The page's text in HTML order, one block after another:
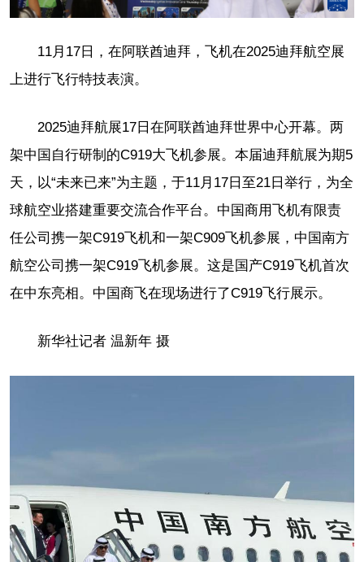
11月17日，在阿联酋迪拜，飞机在2025迪拜航空展
上进行飞行特技表演。
2025迪拜航展17日在阿联酋迪拜世界中心开幕。两
架中国自行研制的C919大飞机参展。本届迪拜航展为期5
天，以“未来已来”为主题，于11月17日至21日举行，为全
球航空业搭建重要交流合作平台。中国商用飞机有限责
任公司携一架C919飞机和一架C909飞机参展，中国南方
航空公司携一架C919飞机参展。这是国产C919飞机首次
在中东亮相。中国商飞在现场进行了C919飞行展示。
新华社记者 温新年 摄